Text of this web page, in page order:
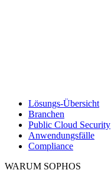
Lösungs-Übersicht
Branchen
Public Cloud Security
Anwendungsfälle
Compliance
WARUM SOPHOS